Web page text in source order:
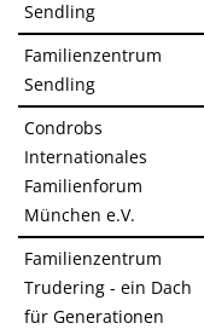
Sendling
Familienzentrum
Sendling
Condrobs
Internationales
Familienforum
München e.V.
Familienzentrum
Trudering - ein Dach
für Generationen